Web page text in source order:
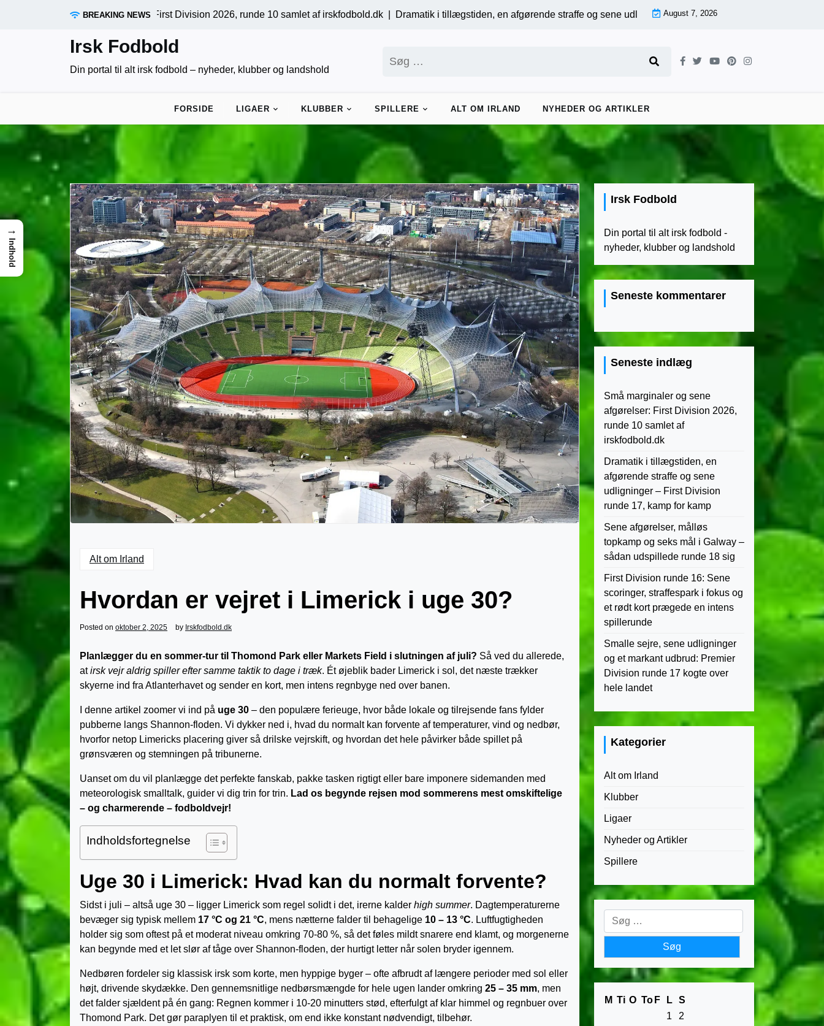
BREAKING NEWS
sene afgørelser: First Division 2026, runde 10 samlet af irskfodbold.dk |Dramatik i tillægstiden, en afgørende straffe og sene udligninger – First Division runde 17, kamp for kamp |
August 7, 2026
Irsk Fodbold
Din portal til alt irsk fodbold – nyheder, klubber og landshold
efter:
FORSIDE LIGAER KLUBBER SPILLERE ALT OM IRLAND NYHEDER OG ARTIKLER
Alt om Irland
Hvordan er vejret i Limerick i uge 30?
Posted on oktober 2, 2025 by Irskfodbold.dk
Planlægger du en sommer-tur til Thomond Park eller Markets Field i slutningen af juli? Så ved du allerede,
atirsk vejr aldrig spiller efter samme taktik to dage i træk. Ét øjeblik bader Limerick i sol, det næste trækker
skyerne ind fra Atlanterhavet og sender en kort, men intens regnbyge ned over banen.
I denne artikel zoomer vi ind på uge 30 – den populære ferieuge, hvor både lokale og tilrejsende fans fylder
pubberne langs Shannon-floden. Vi dykker ned i, hvad du normalt kan forvente af temperaturer, vind og nedbør,
hvorfor netop Limericks placering giver så drilske vejrskift, og hvordan det hele påvirker både spillet på
grønsværen og stemningen på tribunerne.
Uanset om du vil planlægge det perfekte fanskab, pakke tasken rigtigt eller bare imponere sidemanden med
meteorologisk smalltalk, guider vi dig trin for trin. Lad os begynde rejsen mod sommerens mest omskiftelige
– og charmerende – fodboldvejr!
Indholdsfortegnelse
Uge 30 i Limerick: Hvad kan du normalt forvente?
Sidst i juli – altså uge 30 – ligger Limerick som regel solidt i det, irerne kalder high summer. Dagtemperaturerne
bevæger sig typisk mellem 17 °C og 21 °C, mens nætterne falder til behagelige 10 – 13 °C. Luftfugtigheden
holder sig som oftest på et moderat niveau omkring 70-80 %, så det føles mildt snarere end klamt, og morgenerne
kan begynde med et let slør af tåge over Shannon-floden, der hurtigt letter når solen bryder igennem.
Nedbøren fordeler sig klassisk irsk som korte, men hyppige byger – ofte afbrudt af længere perioder med sol eller
højt, drivende skydække. Den gennemsnitlige nedbørsmængde for hele ugen lander omkring 25 – 35 mm, men
det falder sjældent på én gang: Regnen kommer i 10-20 minutters stød, efterfulgt af klar himmel og regnbuer over
Thomond Park. Det gør paraplyen til et praktisk, om end ikke konstant nødvendigt, tilbehør.
Irsk Fodbold
Din portal til alt irsk fodbold -
nyheder, klubber og landshold
Seneste kommentarer
Seneste indlæg
Små marginaler og sene
afgørelser: First Division 2026,
runde 10 samlet af
irskfodbold.dk
Dramatik i tillægstiden, en
afgørende straffe og sene
udligninger – First Division
runde 17, kamp for kamp
Sene afgørelser, målløs
topkamp og seks mål i Galway –
sådan udspillede runde 18 sig
First Division runde 16: Sene
scoringer, straffespark i fokus og
et rødt kort prægede en intens
spillerunde
Smalle sejre, sene udligninger
og et markant udbrud: Premier
Division runde 17 kogte over
hele landet
Kategorier
Alt om Irland
Klubber
Ligaer
Nyheder og Artikler
Spillere
Søg
efter:
M Ti O To F L S
1
2
→
Indhold